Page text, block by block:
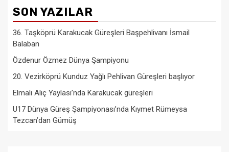
SON YAZILAR
36. Taşköprü Karakucak Güreşleri Başpehlivanı İsmail
Balaban
Özdenur Özmez Dünya Şampiyonu
20. Vezirköprü Kunduz Yağlı Pehlivan Güreşleri başlıyor
Elmalı Alıç Yaylası’nda Karakucak güreşleri
U17 Dünya Güreş Şampiyonası’nda Kıymet Rümeysa
Tezcan’dan Gümüş